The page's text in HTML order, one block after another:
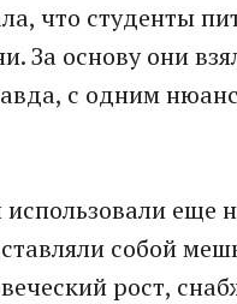
что студенты
За основу они
с одним
еще
собой
рост,